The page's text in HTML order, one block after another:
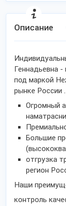
Описание
Геннадьевна
под маркой
рынке России .
Огромный
Большие
отгрузка
регион
Наши
контроль